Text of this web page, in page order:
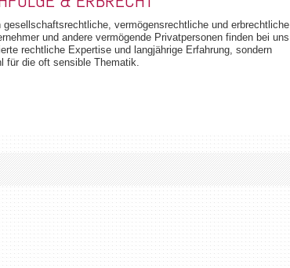
gesellschaftsrechtliche, vermögensrechtliche und erbrechtliche
und andere vermögende Privatpersonen finden bei uns
rechtliche Expertise und langjährige Erfahrung, sondern
für die oft sensible Thematik.